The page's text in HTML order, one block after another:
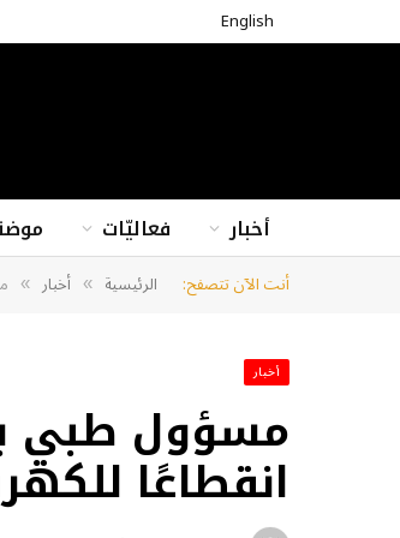
English
أخبار فعاليّات
أنت الآن تتصفح: الرئيسية » أخبار »
أخبار
مسؤول طبي
انقطاعًا